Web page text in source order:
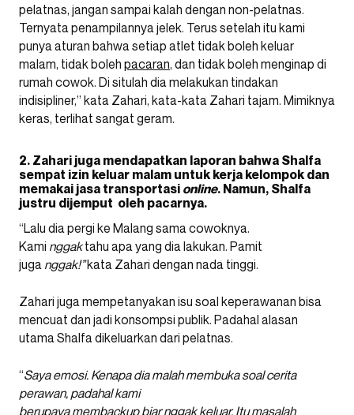
pelatnas, jangan sampai kalah dengan non-pelatnas.
Ternyata penampilannya jelek. Terus setelah itu kami
punya aturan bahwa setiap atlet tidak boleh keluar
malam, tidak boleh pacaran, dan tidak boleh menginap di
rumah cowok. Di situlah dia melakukan tindakan
indisipliner,” kata Zahari, kata-kata Zahari tajam. Mimiknya
keras, terlihat sangat geram.
2. Zahari juga mendapatkan laporan bahwa Shalfa
sempat izin keluar malam untuk kerja kelompok dan
memakai jasa transportasi online. Namun, Shalfa
justru dijemput oleh pacarnya.
“Lalu dia pergi ke Malang sama cowoknya.
Kami nggaktahu apa yang dia lakukan. Pamit
juga nggak!”kata Zahari dengan nada tinggi.
Zahari juga mempetanyakan isu soal keperawanan bisa
mencuat dan jadi konsompsi publik. Padahal alasan
utama Shalfa dikeluarkan dari pelatnas.
“Saya emosi. Kenapa dia malah membuka soal cerita
perawan, padahal kami
berupaya membackup biar nggak keluar. Itu masalah